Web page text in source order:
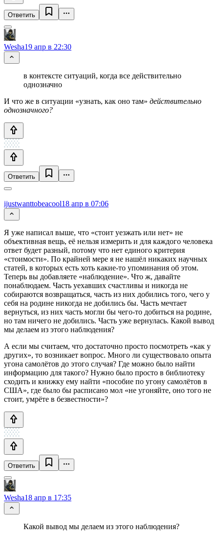
Ответить
Wesha19 апр в 22:30
в контексте ситуаций, когда все действительно
однозначно
И что же в ситуации «узнать, как оно там» действительно
однозначного?
Ответить
ijustwanttobeacool18 апр в 07:06
Я уже написал выше, что «стоит уезжать или нет» не
объективная вещь, её нельзя измерить и для каждого человека
ответ будет разный, потому что нет единого критерия
«стоимости». По крайней мере я не нашёл никаких научных
статей, в которых есть хоть какие-то упоминания об этом.
Теперь вы добавляете «наблюдение». Что ж, давайте
понаблюдаем. Часть уехавших счастливы и никогда не
собираются возвращаться, часть из них добились того, чего у
себя на родине никогда не добились бы. Часть мечтает
вернуться, из них часть могли бы чего-то добиться на родине,
но там ничего не добились. Часть уже вернулась. Какой вывод
мы делаем из этого наблюдения?
А если мы считаем, что достаточно просто посмотреть «как у
других», то возникает вопрос. Много ли существовало опыта
угона самолётов до этого случая? Где можно было найти
информацию для такого? Нужно было просто в библиотеку
сходить и книжку ему найти «пособие по угону самолётов в
США», где было бы расписано мол «не угоняйте, оно того не
стоит, умрёте в безвестности»?
Ответить
Wesha18 апр в 17:35
Какой вывод мы делаем из этого наблюдения?